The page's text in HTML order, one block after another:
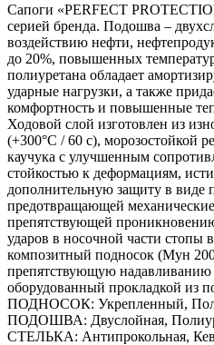
Сапоги «PERFECT
серией бренда. Подошва –
воздействию нефти,
до 20%, повышенных
полиуретана обладает
ударные нагрузки, а также
комфортность и повышенные
Ходовой слой изготовлен из
(+300°С / 60 с), морозостойкой
каучука с улучшенным
стойкостью к деформациям,
дополнительную защиту в виде
предотвращающей
препятствующей
ударов в носочной части стопы
композитный подносок (Мун
препятствующую надавливанию
оборудованный прокладкой из
ПОДНОСОК: Укрепленный,
ПОДОШВА: Двуслойная,
СТЕЛЬКА: Антипрокольная,